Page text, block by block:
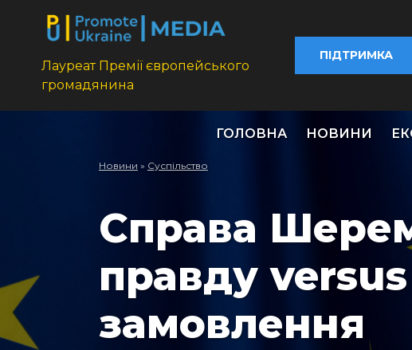
Лауреат Премії європейського
громадянина
ПІДТРИМКА
ГОЛОВНА НОВИНИ
Новини » Суспільство
Справа
правду
замовлення